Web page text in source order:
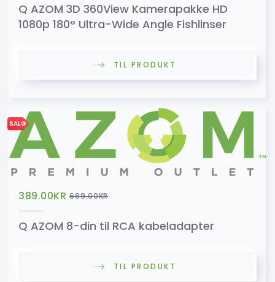
Q AZOM 3D 360View Kamerapakke HD
1080p 180° Ultra-Wide Angle Fishlinser
TIL PRODUKT
SALG
389.00KR 699.00KR
Q AZOM 8-din til RCA kabeladapter
TIL PRODUKT